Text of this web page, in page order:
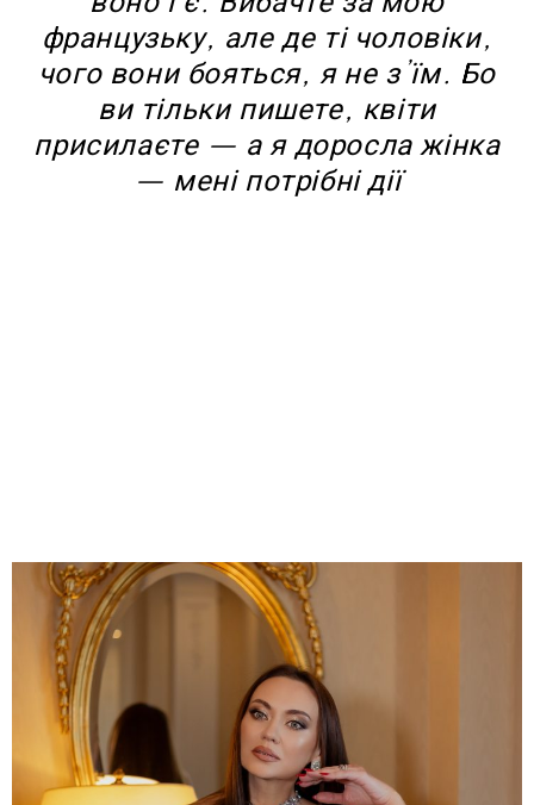
французьку, але де ті чоловіки,
чого вони бояться, я не з’їм. Бо
ви тільки пишете, квіти
присилаєте — а я доросла жінка
— мені потрібні дії